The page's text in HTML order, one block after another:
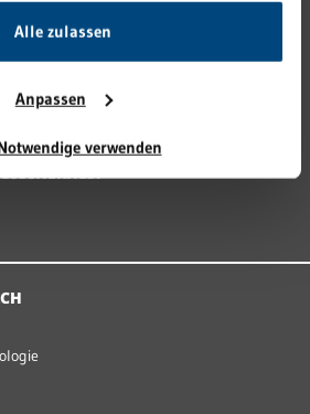
Alle zulassen
Anpassen
verwenden